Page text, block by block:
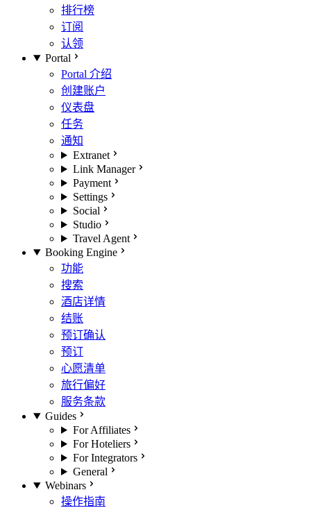
排行榜
订阅
认领
Portal
Portal 介绍
创建账户
仪表盘
任务
通知
Extranet
Link Manager
Payment
Settings
Social
Studio
Travel Agent
Booking Engine
功能
搜索
酒店详情
结账
预订确认
预订
心愿清单
旅行偏好
服务条款
Guides
For Affiliates
For Hoteliers
For Integrators
General
Webinars
操作指南